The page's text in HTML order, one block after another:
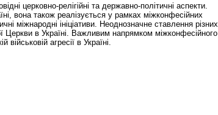
церковно-релігійні та державно-політичні аспекти.
вона також реалізується у рамках міжконфесійних
міжнародні ініціативи. Неоднозначне ставлення різних
Церкви в Україні. Важливим напрямком міжконфесійного
агресії в Україні.